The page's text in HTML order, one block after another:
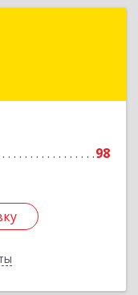
98
г, Труда ул,